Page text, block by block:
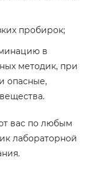
пробирок;
в
методик, при
опасные,
вас по любым
лабораторной